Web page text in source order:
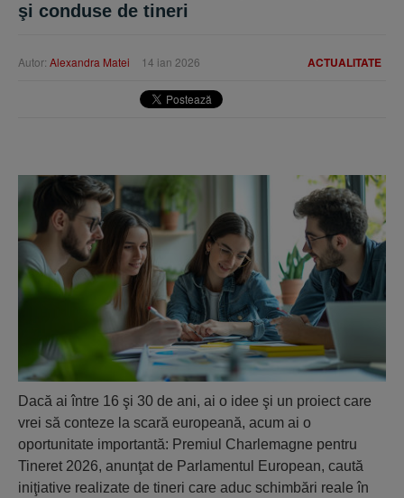
şi conduse de tineri
ACTUALITATE
Autor: Alexandra Matei 14 ian 2026
Dacă ai între 16 şi 30 de ani, ai o idee şi un proiect care
vrei să conteze la scară europeană, acum ai o
oportunitate importantă: Premiul Charlemagne pentru
Tineret 2026, anunţat de Parlamentul European, caută
iniţiative realizate de tineri care aduc schimbări reale în